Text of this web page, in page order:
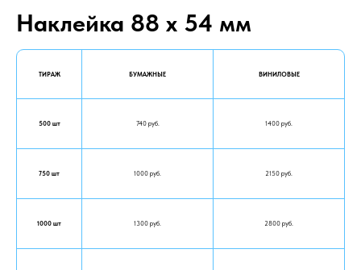
Наклейка 88 х 54 мм
ТИРАЖ БУМАЖНЫЕ ВИНИЛОВЫЕ
500 шт 740 руб. 1400 руб.
750 шт 1000 руб. 2150 руб.
1000 шт 1300 руб. 2800 руб.